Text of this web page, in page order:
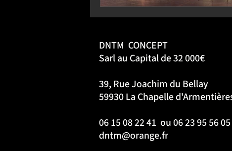
DNTM CONCEPT
Sarl au Capital de 32 000€
39, Rue Joachim du Bellay
59930 La Chapelle
06 15 08 22 41 ou 06 23 95 56 05
dntm@orange.fr